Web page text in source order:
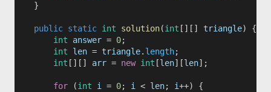
}
public static int solution(int [][] triangle) {
int
answer = 0;
int
len = triangle. length;
int [][] arr = new int [len][len];
for (int i = 0; i < len; i++) {